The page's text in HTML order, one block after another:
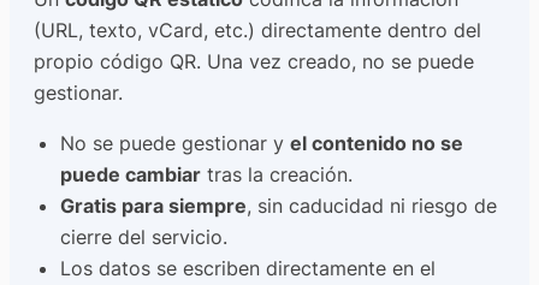
(URL, texto, vCard, etc.) directamente dentro del
propio código QR. Una vez creado, no se puede
gestionar.
No se puede gestionar y el contenido no se
puede cambiar tras la creación.
Gratis para siempre, sin caducidad ni riesgo de
cierre del servicio.
Los datos se escriben directamente en el